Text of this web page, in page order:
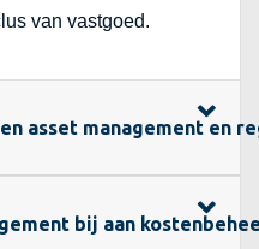
van vastgoed.
asset management en
bij aan